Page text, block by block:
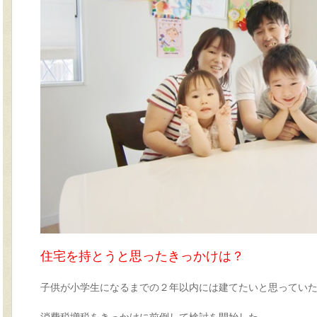
住宅を持とうと思ったきっかけは？
子供が小学生になるまでの２年以内には建てたいと思ってい